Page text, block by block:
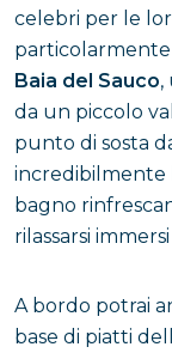
celebri per le
particolarmente
Baia del Sauco,
da un piccolo
punto di sosta
incredibilmente
bagno
rilassarsi
A bordo potrai
base di piatti